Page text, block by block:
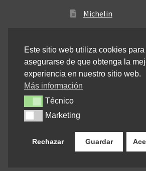
Michelin
Pirelli
Este sitio web utiliza cookies para
asegurarse de que obtenga la
experiencia en nuestro sitio web.
Más información
TécnicoTécnico
MarketingMarketing
Rechazar Guardar